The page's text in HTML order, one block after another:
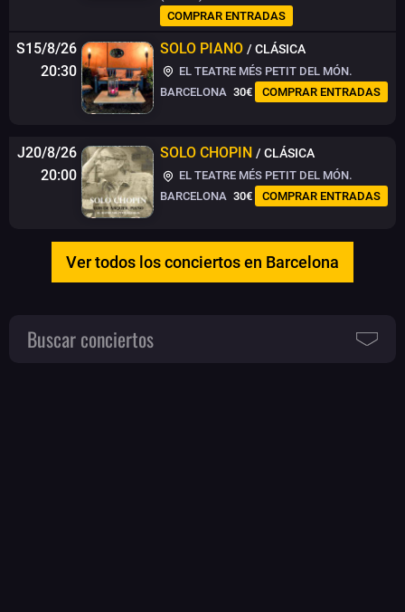
COMPRAR ENTRADAS
S15/8/26
20:30
SOLO PIANO / CLÁSICA
EL TEATRE MÉS PETIT DEL MÓN.
BARCELONA 30€ COMPRAR ENTRADAS
J20/8/26
20:00
SOLO CHOPIN / CLÁSICA
EL TEATRE MÉS PETIT DEL MÓN.
BARCELONA 30€ COMPRAR ENTRADAS
Ver todos los conciertos en Barcelona
Buscar conciertos